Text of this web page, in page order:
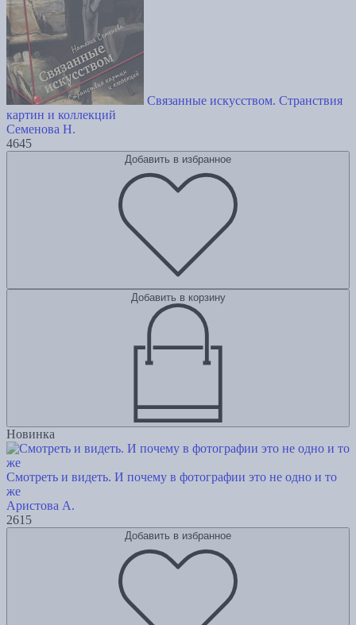
Связанные искусством. Странствия
картин и коллекций
Семенова Н.
4645
Добавить в избранное
Добавить в корзину
Новинка
Смотреть и видеть. И почему в фотографии это не одно и то
же
Аристова А.
2615
Добавить в избранное